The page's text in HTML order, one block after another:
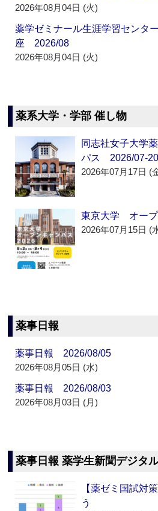
2026年08月04日 (火)
薬学ゼミナール生涯学習センタ
座 2026/08
2026年08月04日 (火)
薬系大学・学部 催し物
同志社女子大学
パス 2026/07-
2026年07月17日 (
東京大学 オー
2026年07月15日 (
薬事日報
薬事日報 2026/08/05
2026年08月05日 (水)
薬事日報 2026/08/03
2026年08月03日 (月)
薬事日報 薬学生新聞デジタ
【薬ゼミ国試対
う